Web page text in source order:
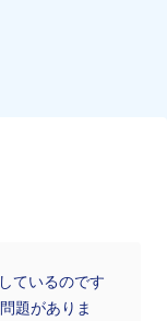
ているのです
題がありま